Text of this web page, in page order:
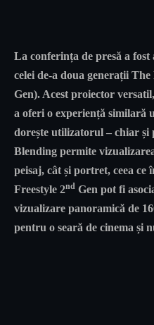
La conferința de presă a fost
celei de-a doua generații
Gen). Acest proiector
a oferi o experiență similară
dorește utilizatorul – chiar și
Blending permite
peisaj, cât și portret, ceea ce
Freestyle 2nd Gen pot fi
vizualizare panoramică de
pentru o seară de cinema și